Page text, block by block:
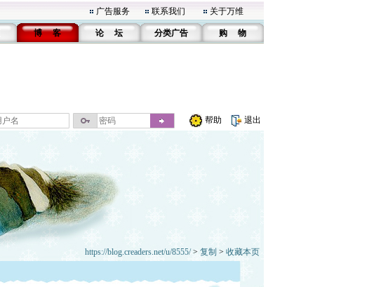
广告服务 联系我们 关于万维
博 客 论 坛 分类广告 购 物
帮助 退出
https://blog.creaders.net/u/8555/> 复制 > 收藏本页